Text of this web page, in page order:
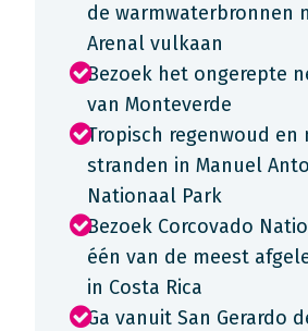
de warmwaterbronnen
Arenal vulkaan
Bezoek het ongerepte
van Monteverde
Tropisch regenwoud en
stranden in Manuel
Nationaal Park
Bezoek Corcovado
één van de meest
in Costa Rica
Ga vanuit San Gerardo